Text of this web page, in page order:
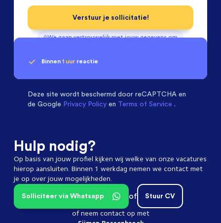
We gaan vertrouwelijk met jouw gegevens om
Verstuur je sollicitatie!
Binnen 1 uur reactie
Deze site wordt beschermd door reCAPTCHA en
de Google Privacy Policy en Terms of Service .
Hulp nodig?
Op basis van jouw profiel kijken wij welke van onze vacatures
hierop aansluiten. Binnen 1 werkdag nemen we contact met
je op over jouw mogelijkheden.
Stuur CV
of
Solliciteer via Whatsapp
of neem contact op met